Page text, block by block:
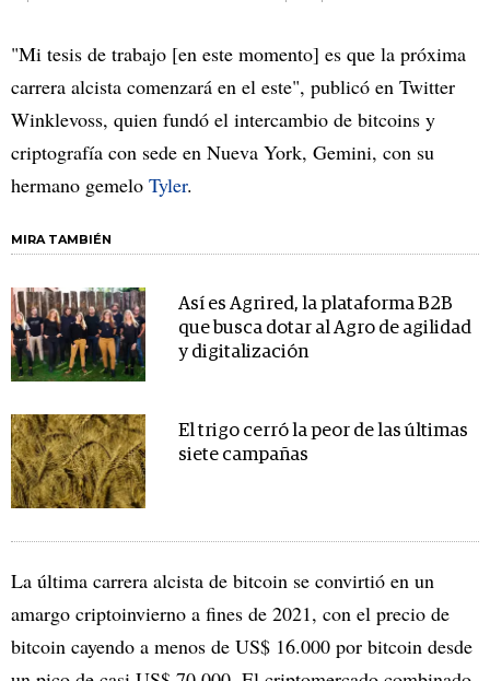
"Mi tesis de trabajo [en este momento] es que la próxima
carrera alcista comenzará en el este", publicó en Twitter
Winklevoss, quien fundó el intercambio de bitcoins y
criptografía con sede en Nueva York, Gemini, con su
hermano gemelo Tyler.
MIRA TAMBIÉN
Así es Agrired, la plataforma B2B
que busca dotar al Agro de agilidad
y digitalización
El trigo cerró la peor de las últimas
siete campañas
La última carrera alcista de bitcoin se convirtió en un
amargo criptoinvierno a fines de 2021, con el precio de
bitcoin cayendo a menos de US$ 16.000 por bitcoin desde